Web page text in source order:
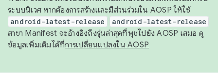
ระบบนิเวศ หากต้องการสร้างและมีส่วนร่วมใน AOSP ให้ใช้
android-latest-release android-latest-release
สาขา Manifest จะอ้างอิงถึงรุ่นล่าสุดที่พุชไปยัง AOSP เสมอ ดู
ข้อมูลเพิ่มเติมได้ที่การเปลี่ยนแปลงใน AOSP